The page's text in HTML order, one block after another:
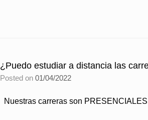
¿Puedo estudiar a distancia las
Posted on 01/04/2022
Nuestras carreras son